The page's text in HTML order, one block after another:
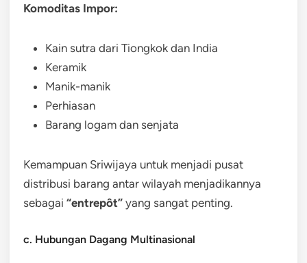
Komoditas Impor:
Kain sutra dari Tiongkok dan India
Keramik
Manik-manik
Perhiasan
Barang logam dan senjata
Kemampuan Sriwijaya untuk menjadi pusat
distribusi barang antar wilayah menjadikannya
sebagai “entrepôt” yang sangat penting.
c. Hubungan Dagang Multinasional